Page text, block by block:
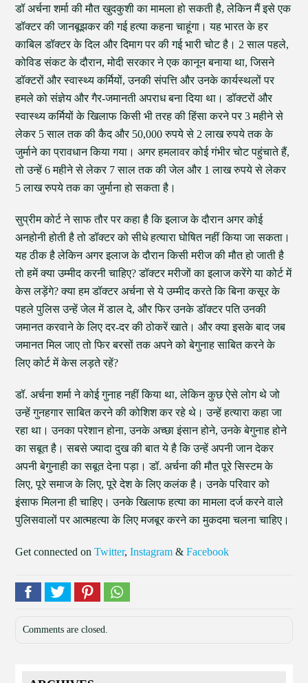
डॉ अर्चना शर्मा की मौत खुदकुशी का मामला हो सकती है, लेकिन मैं इसे एक
डॉक्टर की जानबूझकर की गई हत्या कहना चाहूंगा। यह भारत के हर
काबिल डॉक्टर के दिल और दिमाग पर की गई भारी चोट है। 2 साल पहले,
कोविड संकट के दौरान, मोदी सरकार ने एक कानून बनाया था, जिसने
डॉक्टरों और स्वास्थ्य कर्मियों, उनकी संपत्ति और उनके कार्यस्थलों पर
हमले को संज्ञेय और गैर-जमानती अपराध बना दिया था। डॉक्टरों और
स्वास्थ्य कर्मियों के खिलाफ किसी भी तरह की हिंसा करने पर 3 महीने से
लेकर 5 साल तक की कैद और 50,000 रुपये से 2 लाख रुपये तक के
जुर्माने का प्रावधान किया गया। अगर हमलावर कोई गंभीर चोट पहुंचाते हैं,
तो उन्हें 6 महीने से लेकर 7 साल तक की जेल और 1 लाख रुपये से लेकर
5 लाख रुपये तक का जुर्माना हो सकता है।
सुप्रीम कोर्ट ने साफ तौर पर कहा है कि इलाज के दौरान अगर कोई
अनहोनी होती है तो डॉक्टर को सीधे हत्यारा घोषित नहीं किया जा सकता।
यह ठीक है लेकिन अगर इलाज के दौरान किसी मरीज की मौत हो जाती है
तो हमें क्या उम्मीद करनी चाहिए? डॉक्टर मरीजों का इलाज करेंगे या कोर्ट में
केस लड़ेंगे? क्या हम डॉक्टर अर्चना से ये उम्मीद करते कि बिना कसूर के
पहले पुलिस उन्हें जेल में डाल दे, और फिर उनके डॉक्टर पति उनकी
जमानत करवाने के लिए दर-दर की ठोकरें खाते। और क्या इसके बाद जब
जमानत मिल जाए तो फिर बरसों तक अपने को बेगुनाह साबित करने के
लिए कोर्ट में केस लड़ते रहें?
डॉ. अर्चना शर्मा ने कोई गुनाह नहीं किया था, लेकिन कुछ ऐसे लोग थे जो
उन्हें गुनहगार साबित करने की कोशिश कर रहे थे। उन्हें हत्यारा कहा जा
रहा था। उनका परेशान होना, उनके अच्छा इंसान होने, उनके बेगुनाह होने
का सबूत है। सबसे ज्यादा दुख की बात ये है कि उन्हें अपनी जान देकर
अपनी बेगुनाही का सबूत देना पड़ा। डॉ. अर्चना की मौत पूरे सिस्टम के
लिए, पूरे समाज के लिए, पूरे देश के लिए कलंक है। उनके परिवार को
इंसाफ मिलना ही चाहिए। उनके खिलाफ हत्या का मामला दर्ज करने वाले
पुलिसवालों पर आत्महत्या के लिए मजबूर करने का मुकदमा चलना चाहिए।
Get connected onTwitter,Instagram &Facebook
Comments are closed.